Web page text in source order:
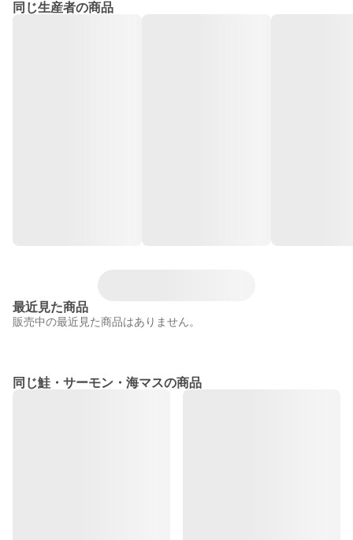
同じ生産者の商品
最近見た商品
販売中の最近見た商品はありません。
同じ鮭・サーモン・海マスの商品